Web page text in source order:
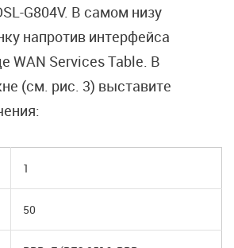
G804V. В самом низу
напротив интерфейса
WAN Services Table. В
(см. рис. 3) выставите
1
50